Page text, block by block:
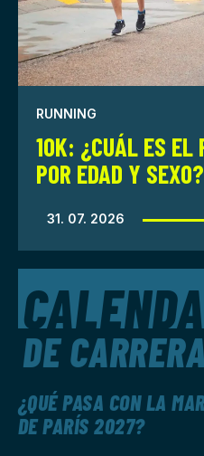
RUNNING
10K: ¿CUÁL ES EL
POR EDAD Y SEXO?
31. 07. 2026
DE
¿QUÉ PASA CON LA
DE PARÍS 2027?